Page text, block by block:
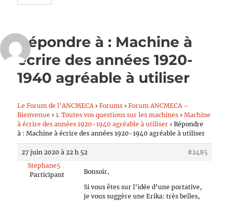
Répondre à : Machine à
écrire des années 1920-
1940 agréable à utiliser
Le Forum de l’ANCMECA › Forums › Forum ANCMECA –
Bienvenue › 1. Toutes vos questions sur les machines › Machine
à écrire des années 1920-1940 agréable à utiliser › Répondre
à : Machine à écrire des années 1920-1940 agréable à utiliser
27 juin 2020 à 22 h 52
#2485
Stephane5
Participant
Bonsoir,
Si vous êtes sur l’idée d’une portative,
je vous suggère une Erika: très belles,